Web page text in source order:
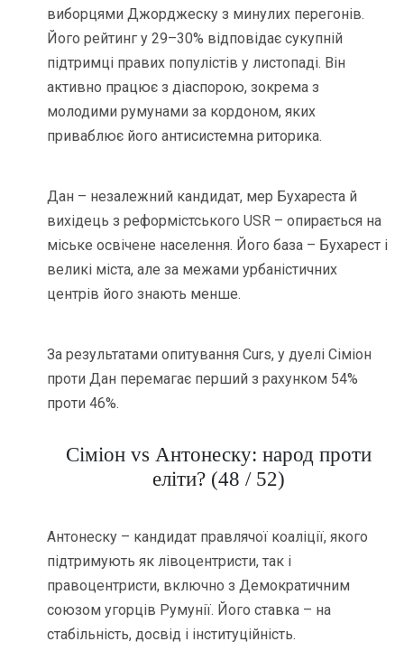
виборцями Джорджеску з минулих перегонів.
Його рейтинг у 29–30% відповідає сукупній
підтримці правих популістів у листопаді. Він
активно працює з діаспорою, зокрема з
молодими румунами за кордоном, яких
приваблює його антисистемна риторика.
Дан – незалежний кандидат, мер Бухареста й
вихідець з реформістського USR – опирається на
міське освічене населення. Його база – Бухарест і
великі міста, але за межами урбаністичних
центрів його знають менше.
За результатами опитування Curs, у дуелі Сіміон
проти Дан перемагає перший з рахунком 54%
проти 46%.
Сіміон vs Антонеску: народ проти
еліти? (48 / 52)
Антонеску – кандидат правлячої коаліції, якого
підтримують як лівоцентристи, так і
правоцентристи, включно з Демократичним
союзом угорців Румунії. Його ставка – на
стабільність, досвід і інституційність.